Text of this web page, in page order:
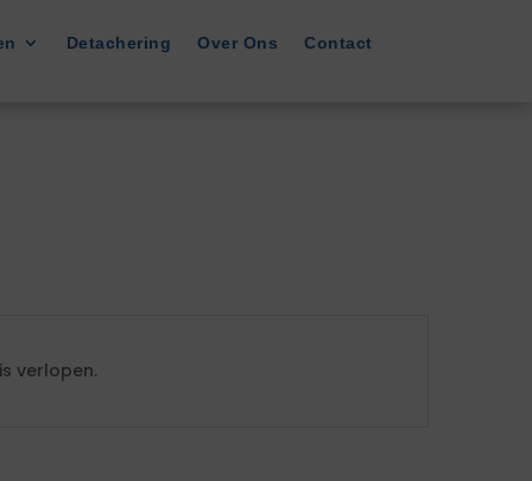
Detachering Over Ons Contact
verlopen.